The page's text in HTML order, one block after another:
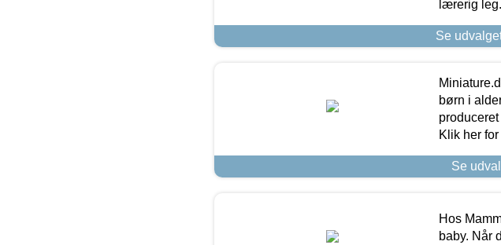
lærerig
Se
børn i
Klik her
Se
Hos
baby. Når